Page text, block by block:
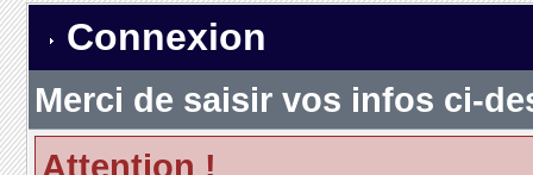
Connexion
Merci de saisir vos infos ci-
Attention !